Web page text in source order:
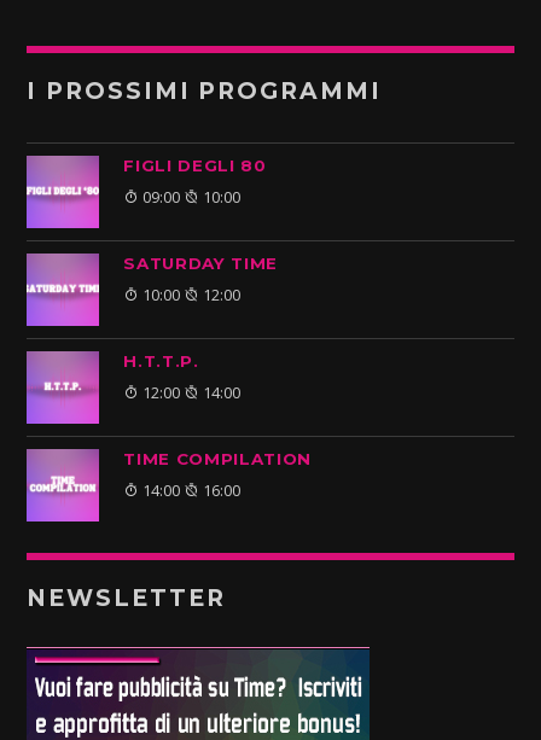
I PROSSIMI PROGRAMMI
FIGLI DEGLI 80
09:00 10:00
SATURDAY TIME
10:00 12:00
H.T.T.P.
12:00 14:00
TIME COMPILATION
14:00 16:00
NEWSLETTER